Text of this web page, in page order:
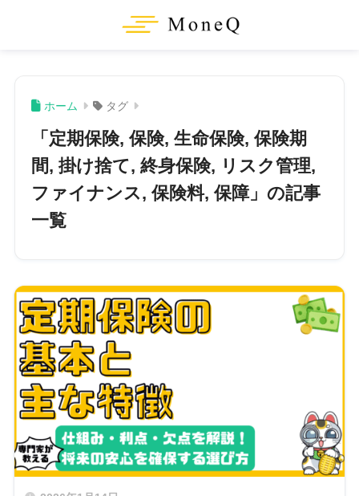
ホーム タグ
「定期保険, 保険, 生命保険, 保険期
間, 掛け捨て, 終身保険, リスク管理,
ファイナンス, 保険料, 保障」の記事
一覧